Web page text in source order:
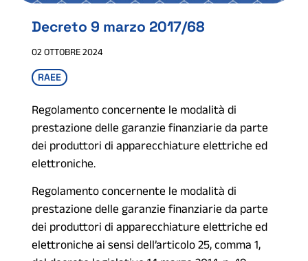
Decreto 9 marzo 2017/68
02 OTTOBRE 2024
RAEE
Regolamento concernente le modalità di
prestazione delle garanzie finanziarie da parte
dei produttori di apparecchiature elettriche ed
elettroniche.
Regolamento concernente le modalità di
prestazione delle garanzie finanziarie da parte
dei produttori di apparecchiature elettriche ed
elettroniche ai sensi dell’articolo 25, comma 1,